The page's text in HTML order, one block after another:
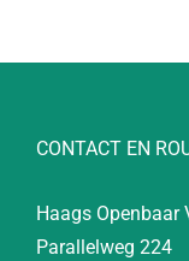
CONTACT EN
Haags Openbaar
Parallelweg 224